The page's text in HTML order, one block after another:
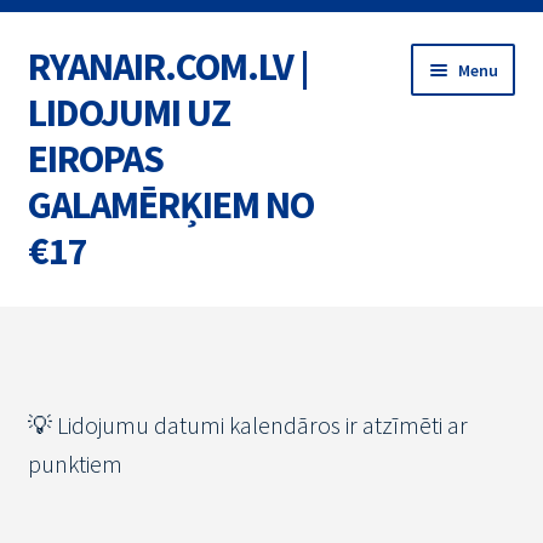
Skip
to
navigation
Skip
to
content
RYANAIR.COM.LV |
LIDOJUMI UZ
EIROPAS
GALAMĒRĶIEM NO
€17
Menu
MARŠRUTI
💡 Lidojumu datumi kalendāros ir atzīmēti ar
punktiem